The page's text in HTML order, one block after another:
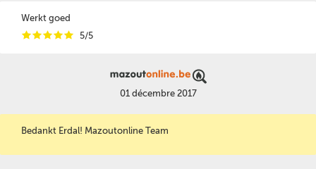
Werkt goed
iiiii 5/5
01 décembre 2017
Bedankt Erdal! Mazoutonline Team